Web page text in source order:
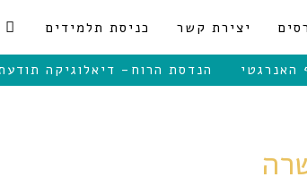
יצירת קשר כניסת תלמידים
האנרגטי הנדסת הרוח- דיאלוגיקה